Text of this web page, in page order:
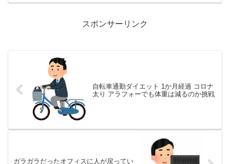
スポンサーリンク
自転車通勤ダイエット 1か月経過 コロナ
太り アラフォーでも体重は減るのか挑戦
ガラガラだったオフィスに人が戻ってい